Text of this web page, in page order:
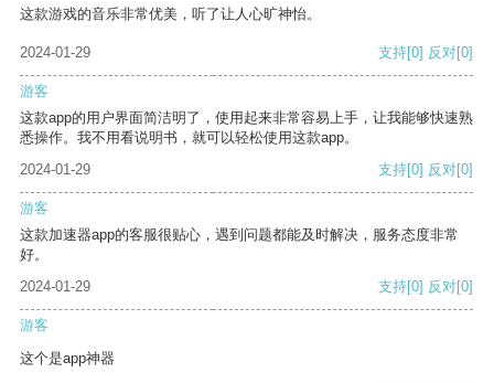
这款游戏的音乐非常优美，听了让人心旷神怡。
2024-01-29 支持[0] 反对[0]
游客
这款app的用户界面简洁明了，使用起来非常容易上手，让我能够快速熟
悉操作。我不用看说明书，就可以轻松使用这款app。
2024-01-29
支持[0] 反对[0]
游客
这款加速器app的客服很贴心，遇到问题都能及时解决，服务态度非常
好。
2024-01-29
支持[0] 反对[0]
游客
这个是app神器